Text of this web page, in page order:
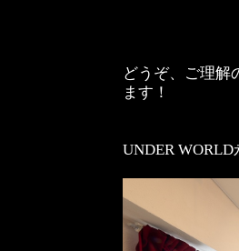
どうぞ、ご理解
ます！
UNDER WORLD